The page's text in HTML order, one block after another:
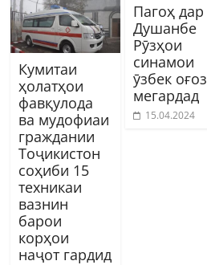
Кумитаи
ҳолатҳои
фавқулода
ва мудофиаи
граждании
Тоҷикистон
соҳиби 15
техникаи
вазнин
барои
корҳои
наҷот гардид
Пагоҳ дар
Душанбе
Рӯзҳои
синамои
ӯзбек оғоз
мегардад
15.04.2024